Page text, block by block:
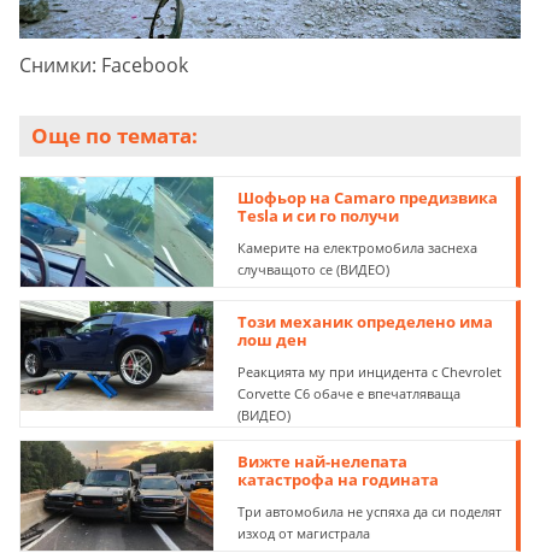
Снимки: Facebook
Още по темата:
Шофьор на Camaro предизвика
Tesla и си го получи
Камерите на електромобила заснеха
случващото се (ВИДЕО)
Този механик определено има
лош ден
Реакцията му при инцидента с Chevrolet
Corvette C6 обаче е впечатляваща
(ВИДЕО)
Вижте най-нелепата
катастрофа на годината
Три автомобила не успяха да си поделят
изход от магистрала